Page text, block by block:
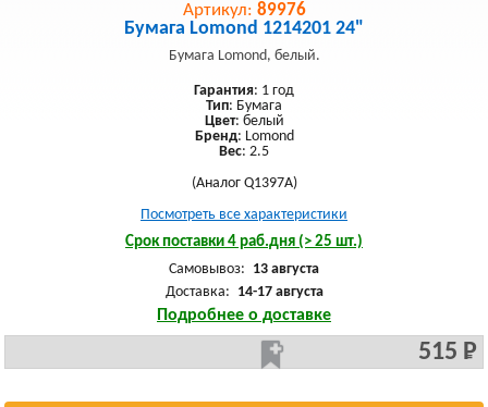
Артикул: 89976
Бумага Lomond 1214201 24"
Бумага Lomond, белый.
Гарантия: 1 год
Тип: Бумага
Цвет: белый
Бренд: Lomond
Вес: 2.5
(Аналог Q1397A)
Посмотреть все характеристики
Срок поставки 4 раб.дня (> 25 шт.)
Самовывоз: 13 августа
Доставка: 14-17 августа
Подробнее о доставке
515 Р